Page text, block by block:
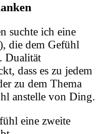
suchte ich eine
die dem Gefühl
Dualität
dass es zu jedem
zu dem Thema
anstelle von Ding.
eine zweite